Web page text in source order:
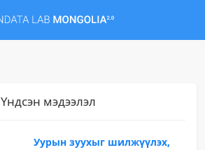
Үндсэн мэдээлэл
Уурын зуухыг шилжүүлэх,